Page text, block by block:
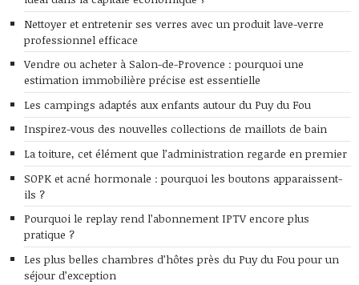
Nettoyer et entretenir ses verres avec un produit lave-verre
professionnel efficace
Vendre ou acheter à Salon-de-Provence : pourquoi une
estimation immobilière précise est essentielle
Les campings adaptés aux enfants autour du Puy du Fou
Inspirez-vous des nouvelles collections de maillots de bain
La toiture, cet élément que l’administration regarde en premier
SOPK et acné hormonale : pourquoi les boutons apparaissent-
ils ?
Pourquoi le replay rend l’abonnement IPTV encore plus
pratique ?
Les plus belles chambres d’hôtes près du Puy du Fou pour un
séjour d’exception